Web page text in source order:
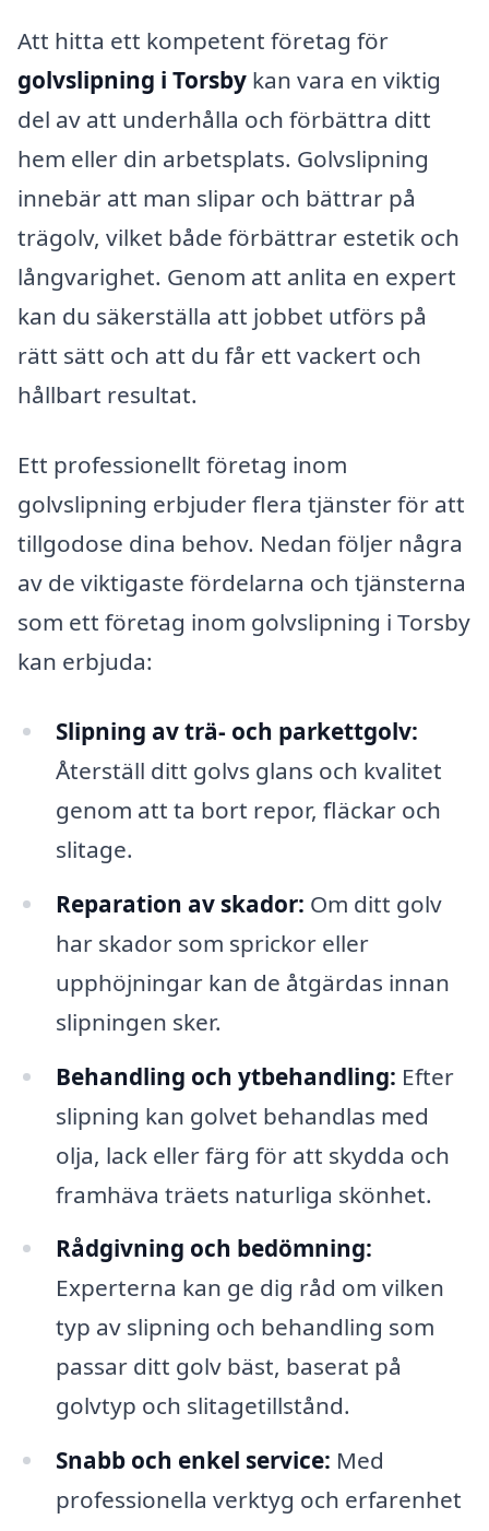
Att hitta ett kompetent företag för
golvslipning i Torsby kan vara en viktig
del av att underhålla och förbättra ditt
hem eller din arbetsplats. Golvslipning
innebär att man slipar och bättrar på
trägolv, vilket både förbättrar estetik och
långvarighet. Genom att anlita en expert
kan du säkerställa att jobbet utförs på
rätt sätt och att du får ett vackert och
hållbart resultat.
Ett professionellt företag inom
golvslipning erbjuder flera tjänster för att
tillgodose dina behov. Nedan följer några
av de viktigaste fördelarna och tjänsterna
som ett företag inom golvslipning i Torsby
kan erbjuda:
Slipning av trä- och parkettgolv:
Återställ ditt golvs glans och kvalitet
genom att ta bort repor, fläckar och
slitage.
Reparation av skador: Om ditt golv
har skador som sprickor eller
upphöjningar kan de åtgärdas innan
slipningen sker.
Behandling och ytbehandling: Efter
slipning kan golvet behandlas med
olja, lack eller färg för att skydda och
framhäva träets naturliga skönhet.
Rådgivning och bedömning:
Experterna kan ge dig råd om vilken
typ av slipning och behandling som
passar ditt golv bäst, baserat på
golvtyp och slitagetillstånd.
Snabb och enkel service: Med
professionella verktyg och erfarenhet